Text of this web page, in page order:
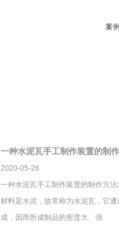
案
一种水泥瓦手工制作装置的制
2020-05-26
一种水泥瓦手工制作装置的制作方
材料是水泥，故常称为水泥瓦，它
成，因而所成制品的密度大、强